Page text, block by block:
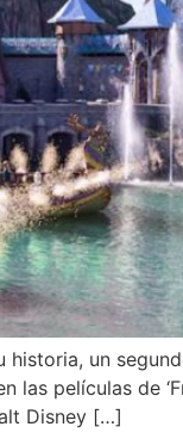
un
películas de
Disney […]